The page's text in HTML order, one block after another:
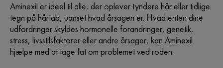
Aminexil er ideel til alle, der oplever tyndere hår eller tidlige
tegn på hårtab, uanset hvad årsagen er. Hvad enten dine
udfordringer skyldes hormonelle forandringer, genetik,
stress, livsstilsfaktorer eller andre årsager, kan Aminexil
hjælpe med at tage fat om problemet ved roden.